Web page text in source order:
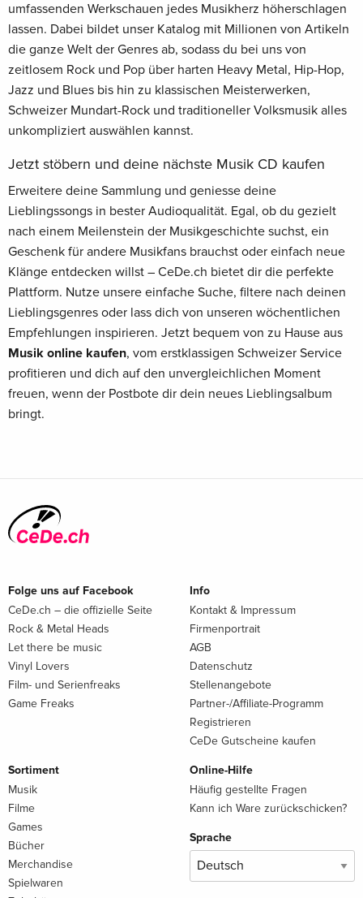
umfassenden Werkschauen jedes Musikherz höherschlagen
lassen. Dabei bildet unser Katalog mit Millionen von Artikeln
die ganze Welt der Genres ab, sodass du bei uns von
zeitlosem Rock und Pop über harten Heavy Metal, Hip-Hop,
Jazz und Blues bis hin zu klassischen Meisterwerken,
Schweizer Mundart-Rock und traditioneller Volksmusik alles
unkompliziert auswählen kannst.
Jetzt stöbern und deine nächste Musik CD kaufen
Erweitere deine Sammlung und geniesse deine
Lieblingssongs in bester Audioqualität. Egal, ob du gezielt
nach einem Meilenstein der Musikgeschichte suchst, ein
Geschenk für andere Musikfans brauchst oder einfach neue
Klänge entdecken willst – CeDe.ch bietet dir die perfekte
Plattform. Nutze unsere einfache Suche, filtere nach deinen
Lieblingsgenres oder lass dich von unseren wöchentlichen
Empfehlungen inspirieren. Jetzt bequem von zu Hause aus
Musik online kaufen, vom erstklassigen Schweizer Service
profitieren und dich auf den unvergleichlichen Moment
freuen, wenn der Postbote dir dein neues Lieblingsalbum
bringt.
Folge uns auf Facebook
CeDe.ch – die offizielle Seite
Rock & Metal Heads
Let there be music
Vinyl Lovers
Film- und Serienfreaks
Game Freaks
Info
Kontakt & Impressum
Firmenportrait
AGB
Datenschutz
Stellenangebote
Partner-/Affiliate-Programm
Registrieren
CeDe Gutscheine kaufen
Sortiment
Musik
Filme
Games
Bücher
Merchandise
Spielwaren
Online-Hilfe
Häufig gestellte Fragen
Kann ich Ware zurückschicken?
Sprache